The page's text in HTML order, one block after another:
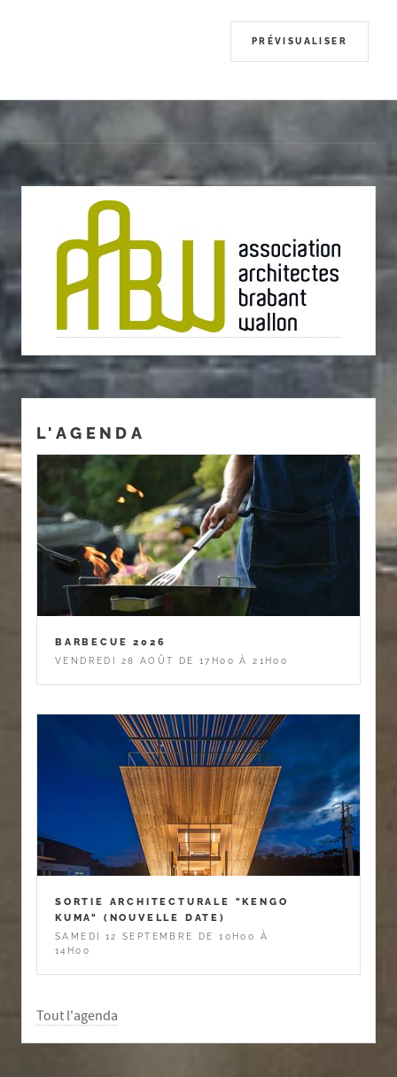
L'AGENDA
BARBECUE 2026
VENDREDI 28 AOÛT DE 17H00 À 21H00
SORTIE ARCHITECTURALE "KENGO
KUMA" (NOUVELLE DATE)
SAMEDI 12 SEPTEMBRE DE 10H00 À
14H00
Tout l'agenda